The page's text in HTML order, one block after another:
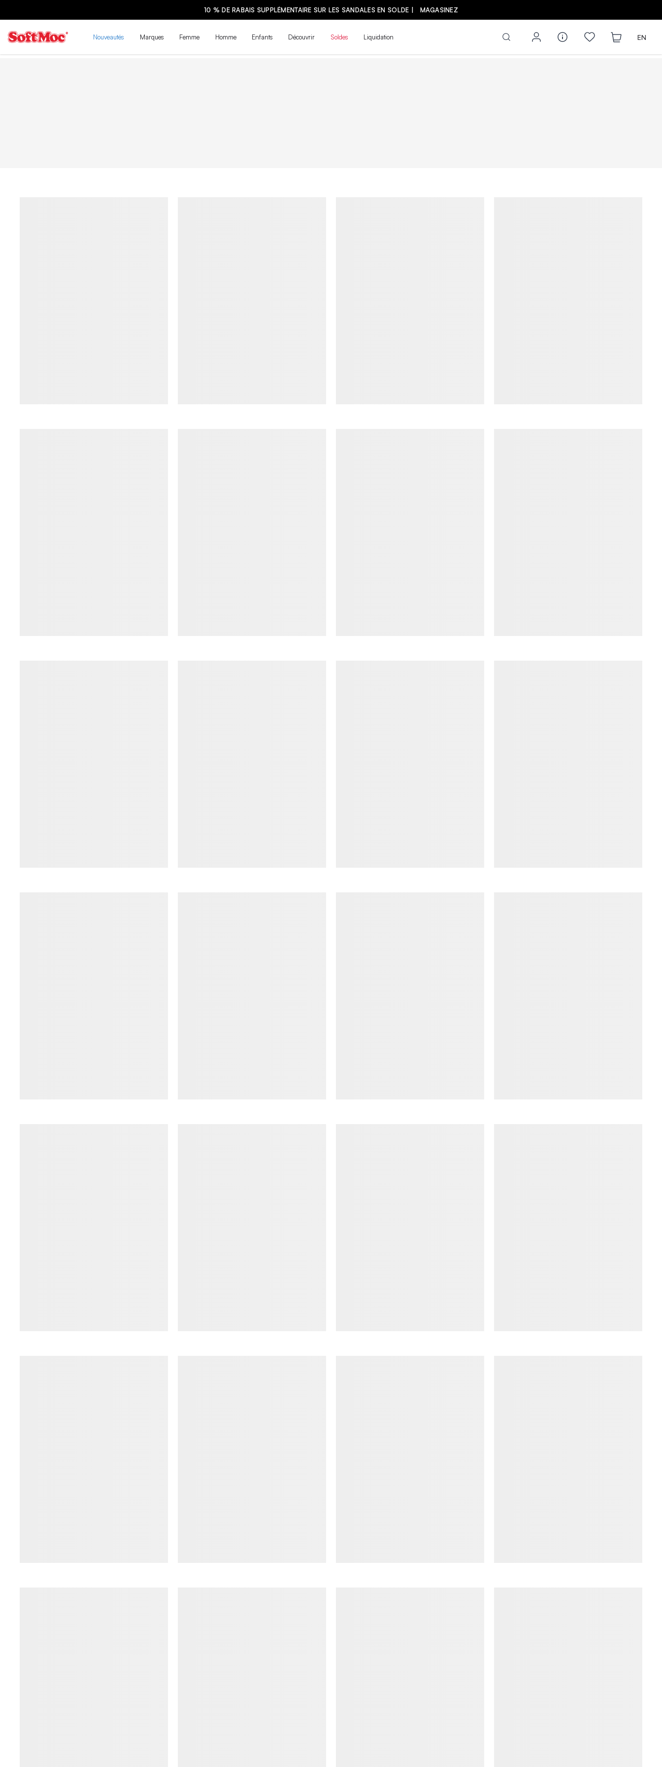
Nouveautés Marques Femme Homme Enfants Découvrir Soldes Liquidation EN